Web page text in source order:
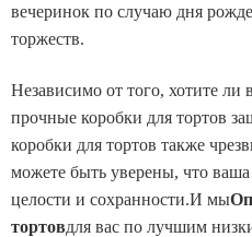
вечеринок по случаю дня
торжеств.
Независимо от того, хотите
прочные коробки для тортов
коробки для тортов также
можете быть уверены, что ваша
целости и сохранности.И мы
тортовдля вас по лучшим